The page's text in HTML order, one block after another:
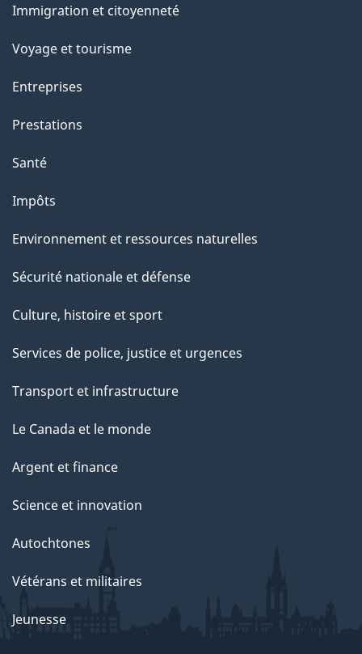
a
c
i
o
s
u
c
e
t
e
a
g
sujets
Immigration et citoyenneté
Voyage et tourisme
Entreprises
Prestations
Santé
Impôts
Environnement et ressources naturelles
Sécurité nationale et défense
Culture, histoire et sport
Services de police, justice et urgences
Transport et infrastructure
Le Canada et le monde
Argent et finance
Science et innovation
Autochtones
Vétérans et militaires
Jeunesse